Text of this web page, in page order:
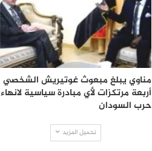
مناوي يبلغ مبعوث غوتيريش الشخصي
أربعة مرتكزات لأي مبادرة سياسية لانهاء
حرب السودان
تحميل المزيد